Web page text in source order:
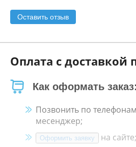
Оставить отзыв
Оплата с доставкой
Как оформать заказ:
Позвонить по
месенджер;
Оформить заявку
на сайте;